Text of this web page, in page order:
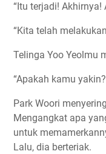
“Itu terjadi!
“Kita telah
Telinga Yoo Yeolmu
“Apakah kamu
Park Woori
Mengangkat apa
untuk
Lalu, dia berteriak.